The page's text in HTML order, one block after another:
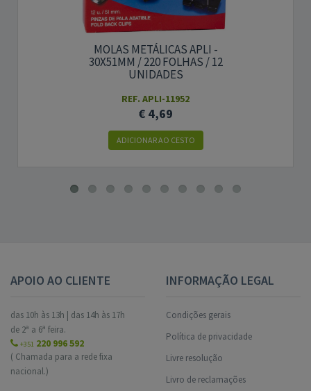
MOLAS METÁLICAS APLI -
30X51MM / 220 FOLHAS / 12
UNIDADES
REF. APLI-11952
€ 4,69
ADICIONAR AO CESTO
APOIO AO CLIENTE
das 10h às 13h | das 14h às 17h
de 2ª a 6ª feira.
+351 220 996 592
( Chamada para a rede fixa
nacional.)
INFORMAÇÃO LEGAL
Condições gerais
Política de privacidade
Livre resolução
Livro de reclamações